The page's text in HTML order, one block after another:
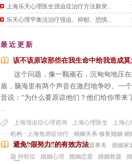
...
上海乐天心理医生强迫症治疗方法新突...
乐天心理平衡法治疗强迫、抑郁、恐惧...
最近更新
该不该原谅那些在我生命中给我造成莫
这个问题，像一颗顽石，沉甸甸地压
盾，脑海里有两个声音在激烈地争吵。一个
音说：“为什么要原谅他们？他们给你带来
...
上海强迫症心理咨询 上海心理医生 上海
机构
上海焦虑症治疗 婚姻关系 修复婚姻 婚
婚姻基础
婚姻家庭 婚姻家庭事务 婚姻家
题 抑郁症
婚姻心理 婚姻恋爱 婚姻救援
避免“假努力”的有效方法
...